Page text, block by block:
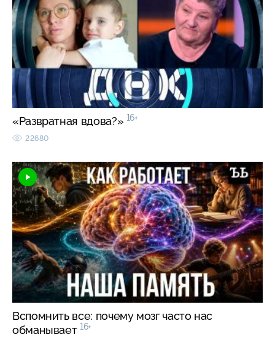
«Развратная вдова?» 16+
22680
Вспомнить все: почему мозг часто нас
обманывает 16+